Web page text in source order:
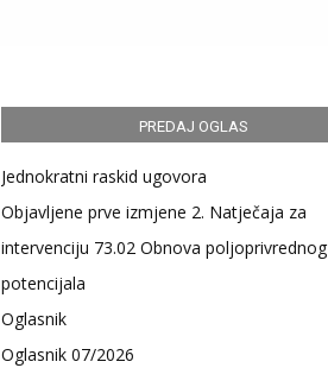
PREDAJ OGLAS
Jednokratni raskid ugovora
Objavljene prve izmjene 2. Natječaja za
intervenciju 73.02 Obnova poljoprivrednog
potencijala
Oglasnik
Oglasnik 07/2026